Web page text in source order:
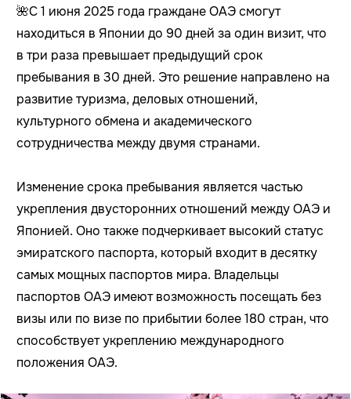
🌺С 1 июня 2025 года граждане ОАЭ смогут
находиться в Японии до 90 дней за один визит, что
в три раза превышает предыдущий срок
пребывания в 30 дней. Это решение направлено на
развитие туризма, деловых отношений,
культурного обмена и академического
сотрудничества между двумя странами.
Изменение срока пребывания является частью
укрепления двусторонних отношений между ОАЭ и
Японией. Оно также подчеркивает высокий статус
эмиратского паспорта, который входит в десятку
самых мощных паспортов мира. Владельцы
паспортов ОАЭ имеют возможность посещать без
визы или по визе по прибытии более 180 стран, что
способствует укреплению международного
положения ОАЭ.